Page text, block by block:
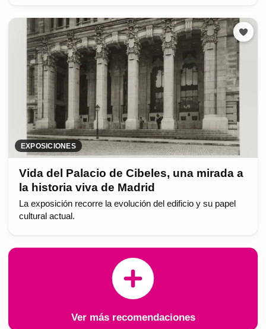
EXPOSICIONES
Vida del Palacio de Cibeles, una mirada a
la historia viva de Madrid
La exposición recorre la evolución del edificio y su papel
cultural actual.
Ver más recomendaciones